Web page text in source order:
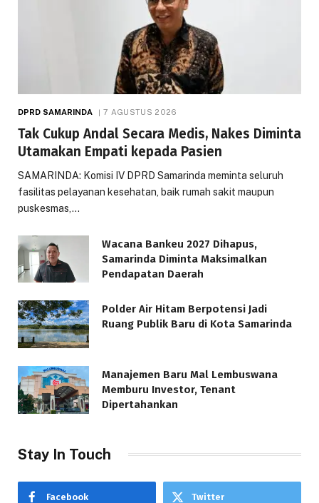
DPRD SAMARINDA 7 AGUSTUS 2026
Tak Cukup Andal Secara Medis, Nakes Diminta
Utamakan Empati kepada Pasien
SAMARINDA: Komisi IV DPRD Samarinda meminta seluruh
fasilitas pelayanan kesehatan, baik rumah sakit maupun
puskesmas,…
Wacana Bankeu 2027 Dihapus,
Samarinda Diminta Maksimalkan
Pendapatan Daerah
Polder Air Hitam Berpotensi Jadi
Ruang Publik Baru di Kota Samarinda
Manajemen Baru Mal Lembuswana
Memburu Investor, Tenant
Dipertahankan
Stay In Touch
Facebook Twitter